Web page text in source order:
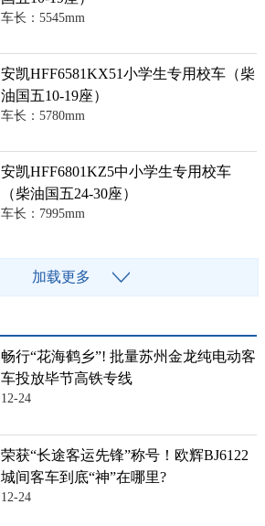
车长：5545mm
安凯HFF6581KX51小学生专用校车（柴
油国五10-19座）
车长：5780mm
安凯HFF6801KZ5中小学生专用校车
（柴油国五24-30座）
车长：7995mm
加载更多
畅行“花海鹤乡”! 批量苏州金龙纯电动客
车投放毕节高铁专线
12-24
荣获“长途客运先锋”称号！欧辉BJ6122
城间客车到底“神”在哪里?
12-24